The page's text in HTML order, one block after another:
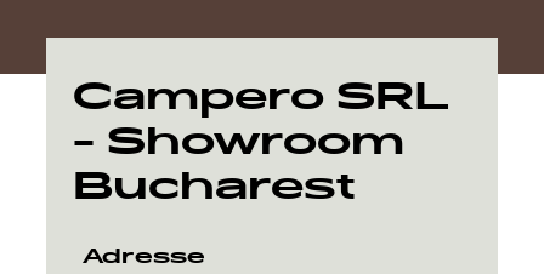
Oppdage
Service
Campero SRL
- Showroom
Bucharest
Adresse